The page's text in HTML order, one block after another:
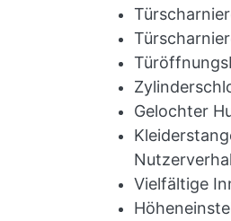
Gelochter
Vielfältige